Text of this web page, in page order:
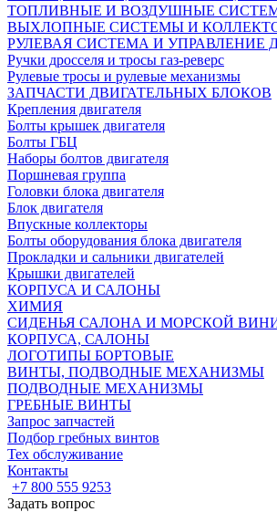
ТОПЛИВНЫЕ И ВОЗДУШНЫЕ
ВЫХЛОПНЫЕ СИСТЕМЫ И
РУЛЕВАЯ СИСТЕМА И УПРАВЛЕНИЕ
Ручки дросселя и тросы газ-реверс
Рулевые тросы и рулевые механизмы
ЗАПЧАСТИ ДВИГАТЕЛЬНЫХ БЛОКОВ
Крепления двигателя
Болты крышек двигателя
Болты ГБЦ
Наборы болтов двигателя
Поршневая группа
Головки блока двигателя
Блок двигателя
Впускные коллекторы
Болты оборудования блока двигателя
Прокладки и сальники двигателей
Крышки двигателей
КОРПУСА И САЛОНЫ
ХИМИЯ
СИДЕНЬЯ САЛОНА И МОРСКОЙ
КОРПУСА, САЛОНЫ
ЛОГОТИПЫ БОРТОВЫЕ
ВИНТЫ, ПОДВОДНЫЕ МЕХАНИЗМЫ
ПОДВОДНЫЕ МЕХАНИЗМЫ
ГРЕБНЫЕ ВИНТЫ
Запрос запчастей
Подбор гребных винтов
Тех обслуживание
Контакты
+7 800 555 9253
Задать вопрос